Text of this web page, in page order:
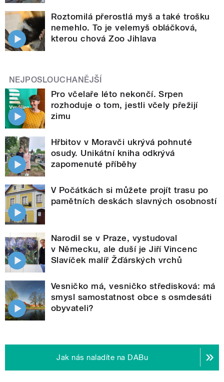
Roztomilá přerostlá myš a také trošku
nemehlo. To je velemyš obláčková,
kterou chová Zoo Jihlava
NEJPOSLOUCHANĚJŠÍ
Pro včelaře léto nekončí. Srpen
rozhoduje o tom, jestli včely přežijí
zimu
Hřbitov v Moravči ukrývá pohnuté
osudy. Unikátní kniha odkrývá
zapomenuté příběhy
V Počátkách si můžete projít trasu po
pamětních deskách slavných osobností
Narodil se v Praze, vystudoval
v Německu, ale duší je Jiří Vincenc
Slavíček malíř Žďárských vrchů
Vesničko má, vesničko středisková: má
smysl samostatnost obce s osmdesáti
obyvateli?
Jak nás naladíte na DABu